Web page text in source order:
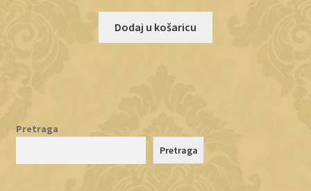
Dodaj u košaricu
Pretraga
Pretraga